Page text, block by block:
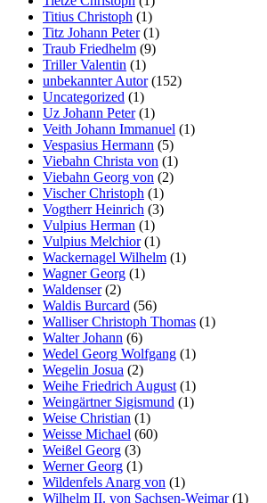
Titius Christoph (1)
Titz Johann Peter(1)
Traub Friedhelm (9)
Triller Valentin (1)
unbekannter Autor(152)
Uncategorized (1)
Uz Johann Peter(1)
Veith Johann Immanuel (1)
Vespasius Hermann (5)
Viebahn Christa von (1)
Viebahn Georg von (2)
Vischer Christoph (1)
Vogtherr Heinrich (3)
Vulpius Herman (1)
Vulpius Melchior(1)
Wackernagel Wilhelm (1)
Wagner Georg (1)
Waldenser(2)
Waldis Burcard (56)
Walliser Christoph Thomas (1)
Walter Johann (6)
Wedel Georg Wolfgang (1)
Wegelin Josua (2)
Weihe Friedrich August (1)
Weingärtner Sigismund (1)
Weise Christian (1)
Weisse Michael (60)
Weißel Georg (3)
Werner Georg (1)
Wildenfels Anarg von (1)
Wilhelm II. von Sachsen-Weimar(1)